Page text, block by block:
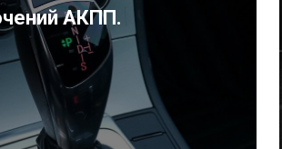
АКПП.